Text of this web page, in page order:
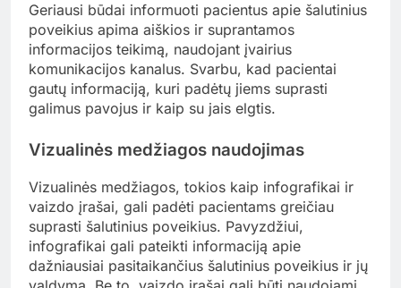
Geriausi būdai informuoti pacientus apie šalutinius
poveikius apima aiškios ir suprantamos
informacijos teikimą, naudojant įvairius
komunikacijos kanalus. Svarbu, kad pacientai
gautų informaciją, kuri padėtų jiems suprasti
galimus pavojus ir kaip su jais elgtis.
Vizualinės medžiagos naudojimas
Vizualinės medžiagos, tokios kaip infografikai ir
vaizdo įrašai, gali padėti pacientams greičiau
suprasti šalutinius poveikius. Pavyzdžiui,
infografikai gali pateikti informaciją apie
dažniausiai pasitaikančius šalutinius poveikius ir jų